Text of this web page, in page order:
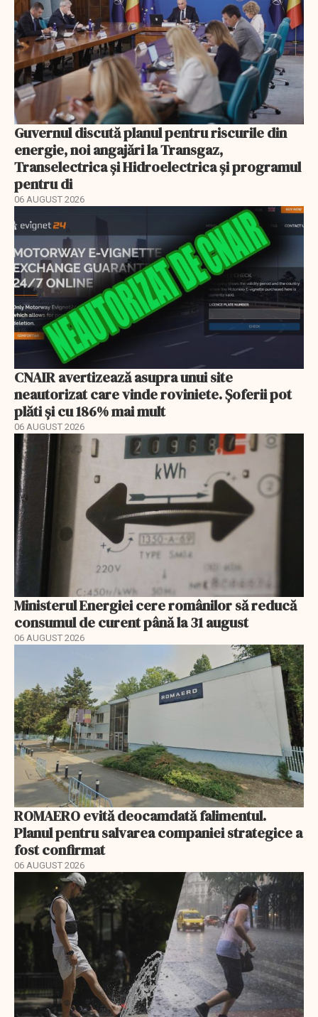
Guvernul discută planul pentru riscurile din
energie, noi angajări la Transgaz,
Transelectrica și Hidroelectrica și programul
pentru di
06 AUGUST 2026
CNAIR avertizează asupra unui site
neautorizat care vinde roviniete. Șoferii pot
plăti și cu 186% mai mult
06 AUGUST 2026
Ministerul Energiei cere românilor să reducă
consumul de curent până la 31 august
06 AUGUST 2026
ROMAERO evită deocamdată falimentul.
Planul pentru salvarea companiei strategice a
fost confirmat
06 AUGUST 2026